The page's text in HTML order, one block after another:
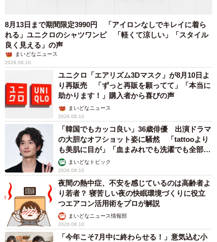
8月13日まで期間限定3990円 「アイロンなしでキレイに着ら
れる」ユニクロのシャツワンピ 「軽くて涼しい」「スタイル
良く見える」の声
まいどなニュース
2026.08.10
ユニクロ「エアリズム3Dマスク」が8月10日よ
り再販売 「ずっと再販を願ってて」「本当に
助かります！」購入者から喜びの声
まいどなニュース
2026.08.10
「韓国でもカッコ良い」36歳俳優 出演ドラマ
の大胆なオフショット姿に騒然 「tattooより
も美肌に目が」「血まみれでも洗濯でも全部か
っこいい」
まいどなトピック
2026.08.10
夜間の熱中症、不安を感じているのは高齢者よ
り若者？ 寝苦しい夜の快眠環境づくりに役立
つエアコン活用術をプロが解説
まいどなニュース情報部
2026.08.10
「今年こそ7月中に終わらせる！」意気込む小